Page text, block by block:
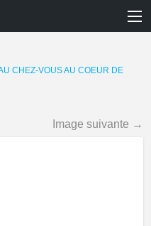
CHEZ-VOUS AU COEUR DE
Image suivante →